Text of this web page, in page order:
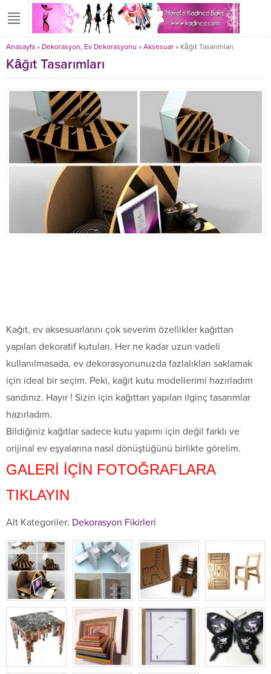
Anasayfa » Dekorasyon, Ev Dekorasyonu » Aksesuar » Kâğıt Tasarımları
Kâğıt Tasarımları
Kağıt, ev aksesuarlarını çok severim özellikler kağıttan
yapılan dekoratif kutuları. Her ne kadar uzun vadeli
kullanılmasada, ev dekorasyonunuzda fazlalıkları saklamak
için ideal bir seçim. Peki, kağıt kutu modellerimi hazırladım
sandınız. Hayır ! Sizin için kağıttan yapılan ilginç tasarımlar
hazırladım.
Bildiğiniz kağıtlar sadece kutu yapımı için değil farklı ve
orijinal ev eşyalarına nasıl dönüştüğünü birlikte görelim.
GALERİ İÇİN FOTOĞRAFLARA
TIKLAYIN
Alt Kategoriler: Dekorasyon Fikirleri